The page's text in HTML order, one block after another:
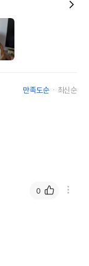
만족도순 최신순
0